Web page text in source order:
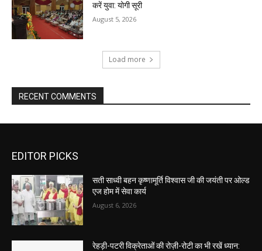
करें युवा: योगी सूरी
August 5, 2026
Load more
RECENT COMMENTS
EDITOR PICKS
सती साध्वी बहन कृष्णामूर्ति विश्वास जी की जयंती पर ओल्ड
एज होम में सेवा कार्य
August 6, 2026
रेहड़ी-पटरी विक्रेताओं की रोज़ी-रोटी का भी रखें ध्यान: